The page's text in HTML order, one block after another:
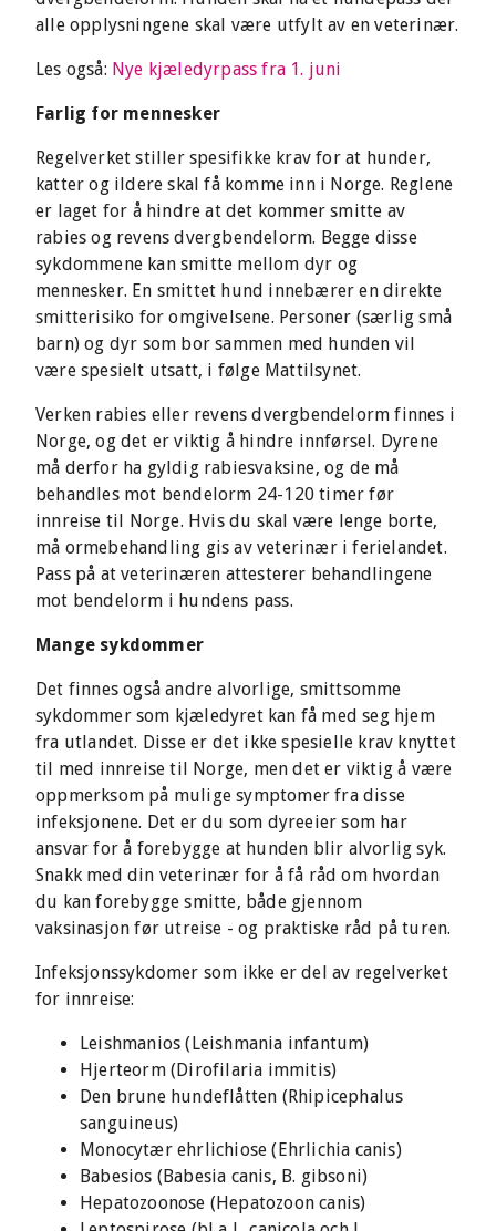
alle opplysningene skal være utfylt av en veterinær.
Les også: Nye kjæledyrpass fra 1. juni
Farlig for mennesker
Regelverket stiller spesifikke krav for at hunder,
katter og ildere skal få komme inn i Norge. Reglene
er laget for å hindre at det kommer smitte av
rabies og revens dvergbendelorm. Begge disse
sykdommene kan smitte mellom dyr og
mennesker. En smittet hund innebærer en direkte
smitterisiko for omgivelsene. Personer (særlig små
barn) og dyr som bor sammen med hunden vil
være spesielt utsatt, i følge Mattilsynet.
Verken rabies eller revens dvergbendelorm finnes i
Norge, og det er viktig å hindre innførsel. Dyrene
må derfor ha gyldig rabiesvaksine, og de må
behandles mot bendelorm 24-120 timer før
innreise til Norge. Hvis du skal være lenge borte,
må ormebehandling gis av veterinær i ferielandet.
Pass på at veterinæren attesterer behandlingene
mot bendelorm i hundens pass.
Mange sykdommer
Det finnes også andre alvorlige, smittsomme
sykdommer som kjæledyret kan få med seg hjem
fra utlandet. Disse er det ikke spesielle krav knyttet
til med innreise til Norge, men det er viktig å være
oppmerksom på mulige symptomer fra disse
infeksjonene. Det er du som dyreeier som har
ansvar for å forebygge at hunden blir alvorlig syk.
Snakk med din veterinær for å få råd om hvordan
du kan forebygge smitte, både gjennom
vaksinasjon før utreise - og praktiske råd på turen.
Infeksjonssykdomer som ikke er del av regelverket
for innreise:
Leishmanios (Leishmania infantum)
Hjerteorm (Dirofilaria immitis)
Den brune hundeflåtten (Rhipicephalus
sanguineus)
Monocytær ehrlichiose (Ehrlichia canis)
Babesios (Babesia canis, B. gibsoni)
Hepatozoonose (Hepatozoon canis)